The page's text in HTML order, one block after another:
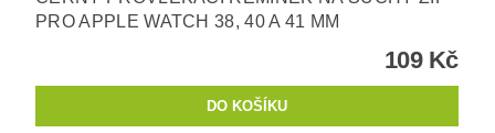
PRO APPLE WATCH 38, 40 A 41 MM
109 Kč